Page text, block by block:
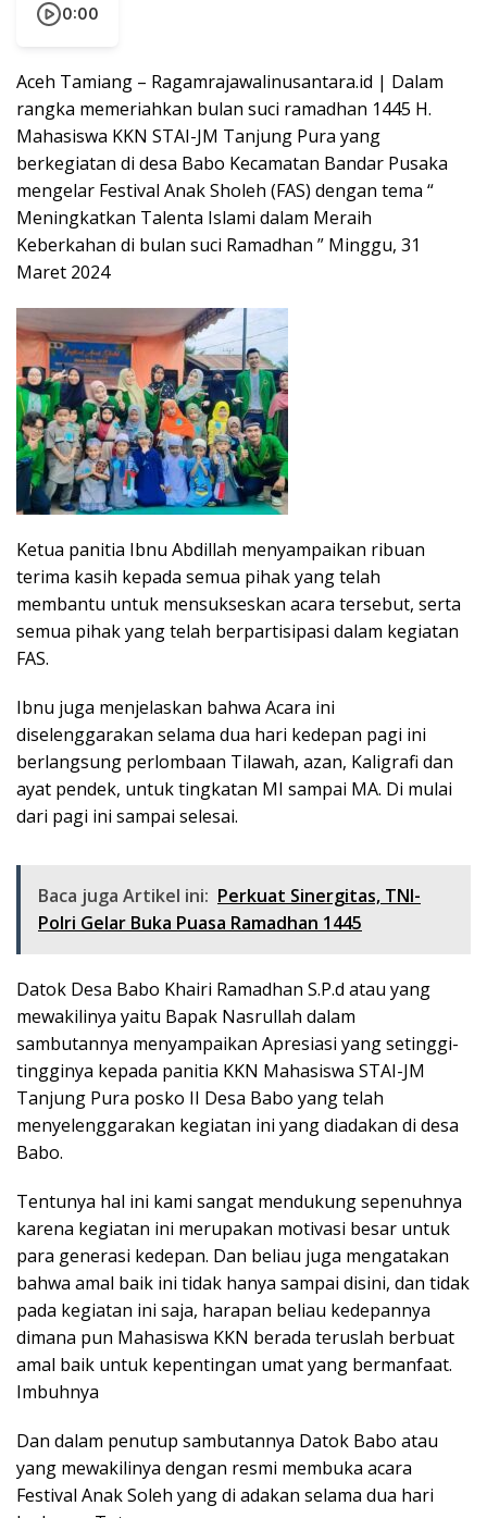
0:00
Aceh Tamiang – Ragamrajawalinusantara.id | Dalam
rangka memeriahkan bulan suci ramadhan 1445 H.
Mahasiswa KKN STAI-JM Tanjung Pura yang
berkegiatan di desa Babo Kecamatan Bandar Pusaka
mengelar Festival Anak Sholeh (FAS) dengan tema “
Meningkatkan Talenta Islami dalam Meraih
Keberkahan di bulan suci Ramadhan ” Minggu, 31
Maret 2024
Ketua panitia Ibnu Abdillah menyampaikan ribuan
terima kasih kepada semua pihak yang telah
membantu untuk mensukseskan acara tersebut, serta
semua pihak yang telah berpartisipasi dalam kegiatan
FAS.
Ibnu juga menjelaskan bahwa Acara ini
diselenggarakan selama dua hari kedepan pagi ini
berlangsung perlombaan Tilawah, azan, Kaligrafi dan
ayat pendek, untuk tingkatan MI sampai MA. Di mulai
dari pagi ini sampai selesai.
Baca juga Artikel ini: Perkuat Sinergitas, TNI-
Polri Gelar Buka Puasa Ramadhan 1445
Datok Desa Babo Khairi Ramadhan S.P.d atau yang
mewakilinya yaitu Bapak Nasrullah dalam
sambutannya menyampaikan Apresiasi yang setinggi-
tingginya kepada panitia KKN Mahasiswa STAI-JM
Tanjung Pura posko II Desa Babo yang telah
menyelenggarakan kegiatan ini yang diadakan di desa
Babo.
Tentunya hal ini kami sangat mendukung sepenuhnya
karena kegiatan ini merupakan motivasi besar untuk
para generasi kedepan. Dan beliau juga mengatakan
bahwa amal baik ini tidak hanya sampai disini, dan tidak
pada kegiatan ini saja, harapan beliau kedepannya
dimana pun Mahasiswa KKN berada teruslah berbuat
amal baik untuk kepentingan umat yang bermanfaat.
Imbuhnya
Dan dalam penutup sambutannya Datok Babo atau
yang mewakilinya dengan resmi membuka acara
Festival Anak Soleh yang di adakan selama dua hari